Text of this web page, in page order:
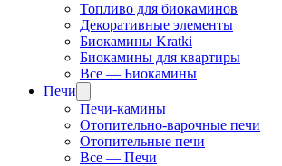
Топливо для биокаминов
Декоративные элементы
Биокамины Kratki
Биокамины для квартиры
Все — Биокамины
Печи
Печи-камины
Отопительно-варочные печи
Отопительные печи
Все — Печи